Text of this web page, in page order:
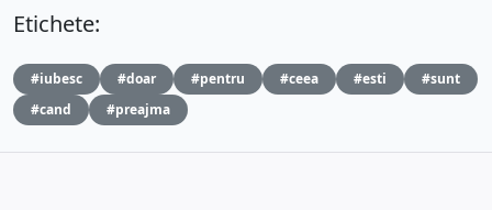
Etichete:
#iubesc #doar #pentru #ceea #esti
#sunt
#cand
#preajma